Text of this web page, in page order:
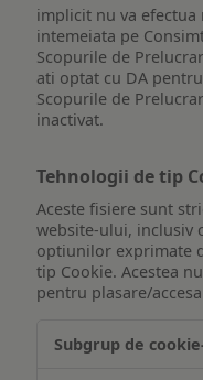
implicit nu va efectua
intemeiata pe
Scopurile de
ati optat cu DA
Scopurile de
inactivat.
Tehnologii de tip
Aceste fisiere sunt
website-ului, inclusiv
optiunilor exprimate
tip Cookie. Acestea
pentru plasare/
de